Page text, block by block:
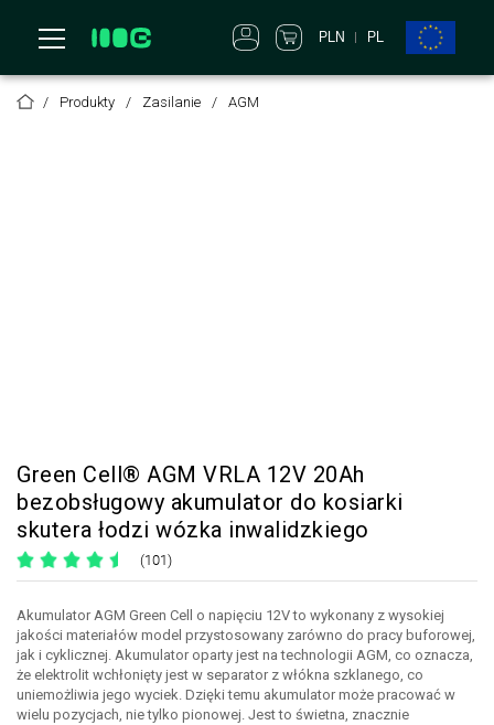
PLN PL
Produkty Zasilanie AGM
Green Cell® AGM VRLA 12V 20Ah
bezobsługowy akumulator do kosiarki
skutera łodzi wózka inwalidzkiego
(101)
Akumulator AGM Green Cell o napięciu 12V to wykonany z wysokiej
jakości materiałów model przystosowany zarówno do pracy buforowej,
jak i cyklicznej. Akumulator oparty jest na technologii AGM, co oznacza,
że elektrolit wchłonięty jest w separator z włókna szklanego, co
uniemożliwia jego wyciek. Dzięki temu akumulator może pracować w
wielu pozycjach, nie tylko pionowej. Jest to świetna, znacznie